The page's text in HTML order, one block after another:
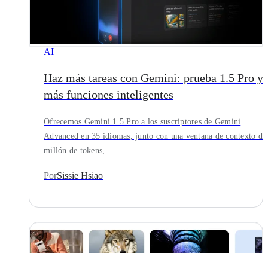
AI
Haz más tareas con Gemini: prueba 1.5 Pro y
más funciones inteligentes
Ofrecemos Gemini 1.5 Pro a los suscriptores de Gemini
Advanced en 35 idiomas, junto con una ventana de contexto de
millón de tokens,…
PorSissie Hsiao